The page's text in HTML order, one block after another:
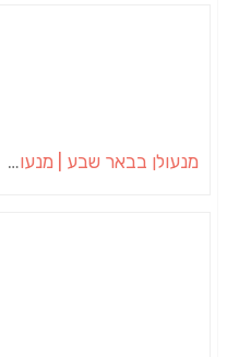
מנעולן בבאר שבע | מנעולן באופקים | ויטלי המנעולן